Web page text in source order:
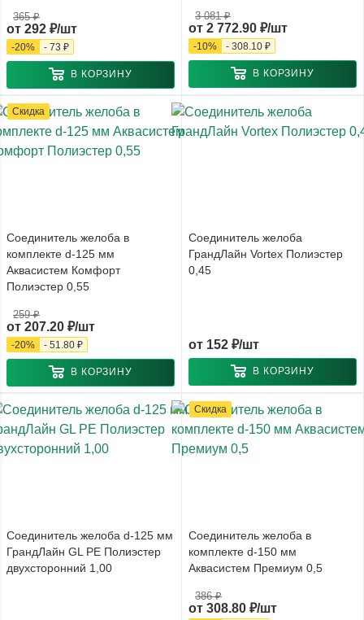
от 292 ₽/шт
365 ₽
-20% - 73 ₽
В КОРЗИНУ
от 2 772.90 ₽/шт
3 081 ₽
-10% - 308.10 ₽
В КОРЗИНУ
Скидка
Соединитель желоба в
комплекте d-125 мм
Аквасистем Комфорт
Полиэстер 0,55
от 207.20 ₽/шт
259 ₽
-20% - 51.80 ₽
В КОРЗИНУ
Соединитель желоба
ГрандЛайн Vortex Полиэстер
0,45
от 152 ₽/шт
В КОРЗИНУ
Соединитель желоба d-125 мм
ГрандЛайн GL PE Полиэстер
двухсторонний 1,00
Скидка
Соединитель желоба в
комплекте d-150 мм
Аквасистем Премиум 0,5
от 308.80 ₽/шт
386 ₽